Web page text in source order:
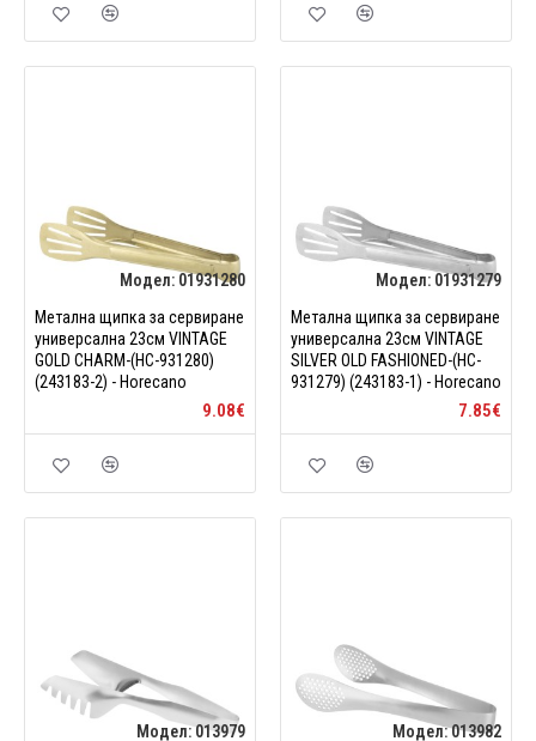
Модел: 01931280
Метална щипка за сервиране
универсална 23см VINTAGE
GOLD CHARM-(HC-931280)
(243183-2) - Horecano
9.08€
Модел: 01931279
Метална щипка за сервиране
универсална 23см VINTAGE
SILVER OLD FASHIONED-(HC-
931279) (243183-1) - Horecano
7.85€
Модел:013979
Модел:013982